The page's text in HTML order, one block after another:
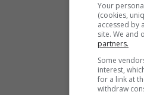
Your
(cookies,
accessed by
site. We and
partners.
Some
interest,
for a link at
withdraw